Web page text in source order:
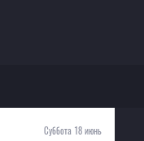
Суббота 18 июнь